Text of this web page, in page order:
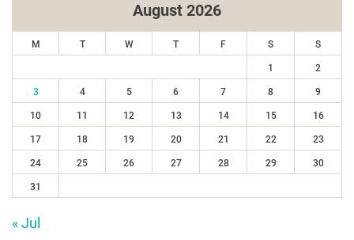
August 2026
M T W T F S S
1 2
3 4 5 6 7 8 9
10 11 12 13 14 15 16
17 18 19 20 21 22 23
24 25 26 27 28 29 30
31
« Jul